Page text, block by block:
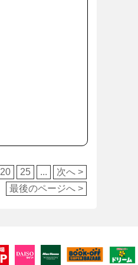
20 25 ...
次へ >
最後のページへ >